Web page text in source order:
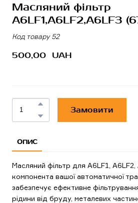
Масляний фільтр
A6LF1,A6LF2,A6LF3
Код товару 52
500,00  UAH
Замовити
ОПИС
Масляний фільтр для A6LF1,
компонента вашої автоматичної
забезпечує ефективне фільтрування
рідини від бруду, металевих